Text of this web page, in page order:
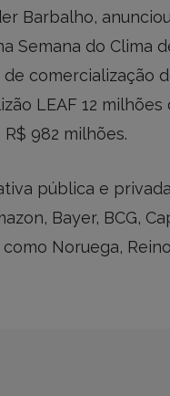
Barbalho,
Semana do Clima
comercialização
LEAF 12
982 milhões.
pública e
Bayer, BCG,
Noruega,